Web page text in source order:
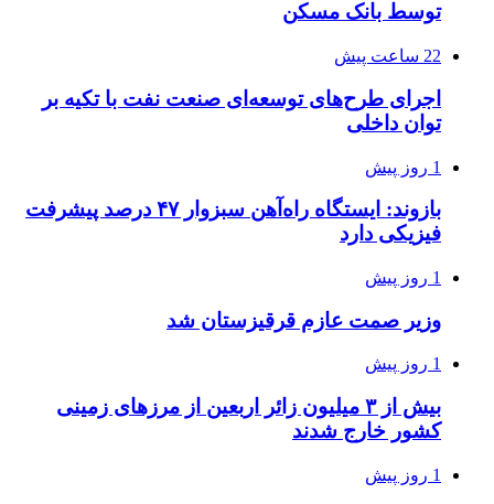
توسط بانک مسکن
22 ساعت پیش
اجرای طرح‌های توسعه‌ای صنعت نفت با تکیه بر
توان داخلی
1 روز پیش
بازوند: ایستگاه راه‌آهن سبزوار ۴۷ درصد پیشرفت
فیزیکی دارد
1 روز پیش
وزیر صمت عازم قرقیزستان شد
1 روز پیش
بیش از ۳ میلیون زائر اربعین از مرزهای زمینی
کشور خارج شدند
1 روز پیش